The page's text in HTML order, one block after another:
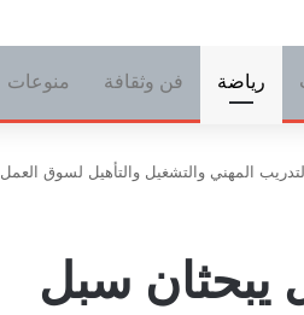
رياضة فن وثقافة منوعات
المهني والتشغيل والتأهيل لسوق العمل
يبحثان سبل